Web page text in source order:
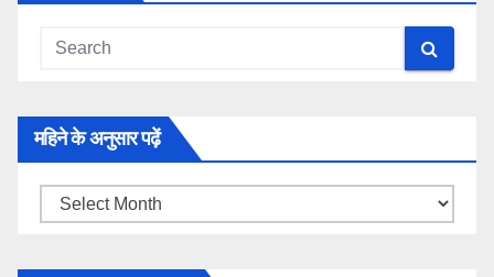
महिने के अनुसार पढ़ें
महिने
अनुसार